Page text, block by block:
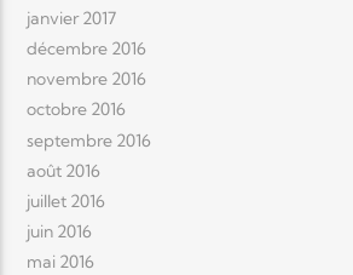
janvier 2017
décembre 2016
novembre 2016
octobre 2016
septembre 2016
août 2016
juillet 2016
juin 2016
mai 2016